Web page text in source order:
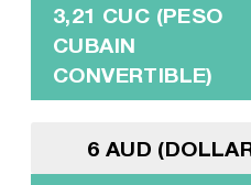
3,21 CUC (PESO
CUBAIN
CONVERTIBLE)
6 AUD